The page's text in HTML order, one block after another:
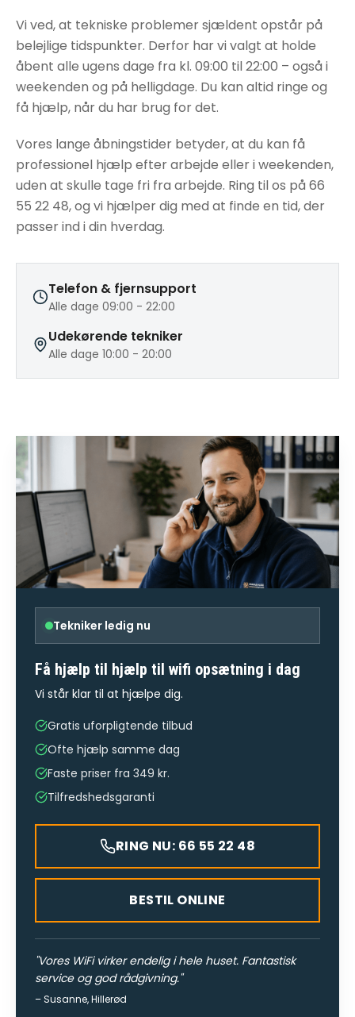
Vi ved, at tekniske problemer sjældent opstår på
belejlige tidspunkter. Derfor har vi valgt at holde
åbent alle ugens dage fra kl. 09:00 til 22:00 – også i
weekenden og på helligdage. Du kan altid ringe og
få hjælp, når du har brug for det.
Vores lange åbningstider betyder, at du kan få
professionel hjælp efter arbejde eller i weekenden,
uden at skulle tage fri fra arbejde. Ring til os på 66
55 22 48, og vi hjælper dig med at finde en tid, der
passer ind i din hverdag.
Telefon & fjernsupport
Alle dage 09:00 - 22:00
Udekørende tekniker
Alle dage 10:00 - 20:00
Tekniker ledig nu
Få hjælp til hjælp til wifi opsætning i dag
Vi står klar til at hjælpe dig.
Gratis uforpligtende tilbud
Ofte hjælp samme dag
Faste priser fra 349 kr.
Tilfredshedsgaranti
RING NU: 66 55 22 48
BESTIL ONLINE
"Vores WiFi virker endelig i hele huset. Fantastisk
service og god rådgivning."
–Susanne,Hillerød